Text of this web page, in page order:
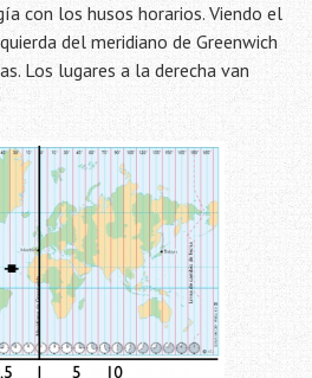
con los husos horarios. Viendo el
del meridiano de Greenwich
Los lugares a la derecha van